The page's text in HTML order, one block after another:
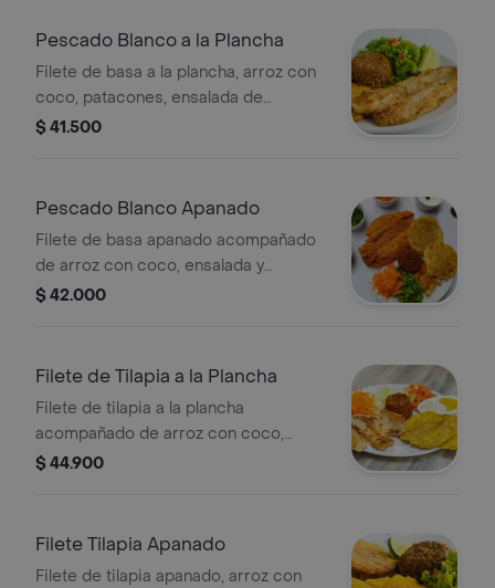
Pescado Blanco a la Plancha
Filete de basa a la plancha, arroz con
coco, patacones, ensalada de
lechuga, tomate y zanahoria.
$ 41.500
Pescado Blanco Apanado
Filete de basa apanado acompañado
de arroz con coco, ensalada y
patacones.
$ 42.000
Filete de Tilapia a la Plancha
Filete de tilapia a la plancha
acompañado de arroz con coco,
patacones, ensalada de lechuga,
$ 44.900
Filete Tilapia Apanado
Filete de tilapia apanado, arroz con